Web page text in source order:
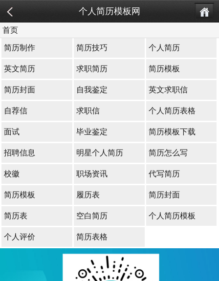
个人简历模板网
首页
简历制作 简历技巧 个人简历
英文简历 求职简历 简历模板
简历封面 自我鉴定 英文求职信
自荐信 求职信 个人简历表格
面试 毕业鉴定 简历模板下载
招聘信息 明星个人简历 简历怎么写
校徽 职场资讯 代写简历
简历模板 履历表 简历封面
简历表 空白简历 个人简历模板
个人评价 简历表格